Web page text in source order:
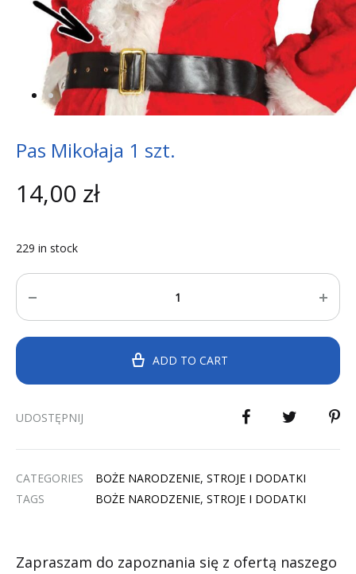
Pas Mikołaja 1 szt.
14,00 zł
229 in stock
Quantity
ADD TO CART
UDOSTĘPNIJ
CATEGORIES BOŻE NARODZENIE, STROJE I DODATKI
TAGS
BOŻE NARODZENIE, STROJE I DODATKI
Zapraszam do zapoznania się z ofertą naszego